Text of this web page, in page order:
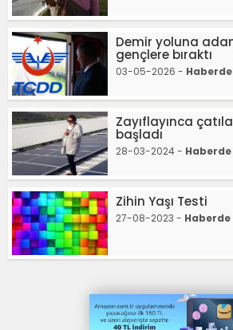
Demir yoluna
gençlere bıraktı
03-05-2026 -
Zayıflayınca
başladı
28-03-2024 -
Zihin Yaşı Testi
27-08-2023 -